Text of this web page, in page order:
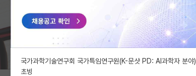
국가과학기술연구회 국가특임연구원(K-문샷 PD: AI과학자 분야)
초빙